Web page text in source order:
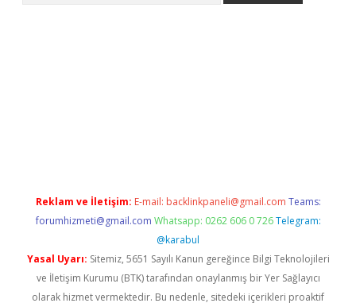
Reklam ve İletişim: E-mail: backlinkpaneli@gmail.com Teams:
forumhizmeti@gmail.com Whatsapp: 0262 606 0 726 Telegram:
@karabul
Yasal Uyarı: Sitemiz, 5651 Sayılı Kanun gereğince Bilgi Teknolojileri
ve İletişim Kurumu (BTK) tarafından onaylanmış bir Yer Sağlayıcı
olarak hizmet vermektedir. Bu nedenle, sitedeki içerikleri proaktif